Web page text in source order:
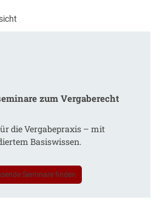
zum Vergaberecht
die Vergabepraxis – mit
Basiswissen.
Seminare finden